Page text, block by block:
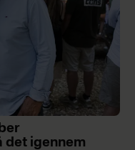
det igennem